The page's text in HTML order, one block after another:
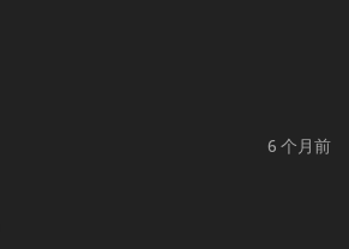
6 个月前